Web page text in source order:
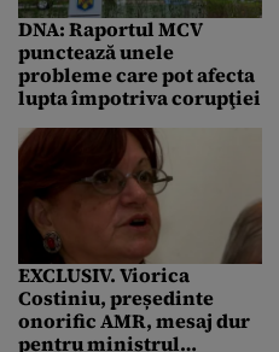
DNA: Raportul MCV
punctează unele
probleme care pot afecta
lupta împotriva corupţiei
EXCLUSIV. Viorica
Costiniu, președinte
onorific AMR, mesaj dur
pentru ministrul